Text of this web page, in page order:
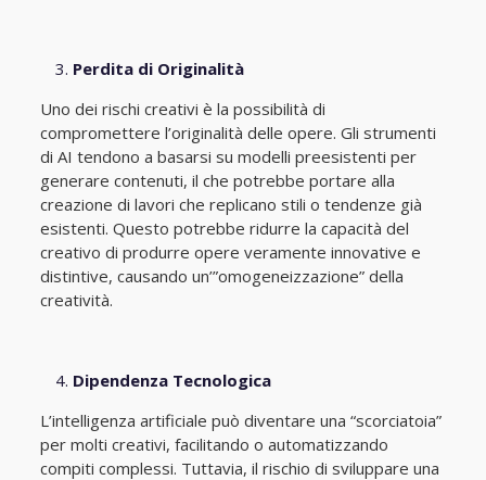
Perdita di Originalità
Uno dei rischi creativi è la possibilità di
compromettere l’originalità delle opere. Gli strumenti
di AI tendono a basarsi su modelli preesistenti per
generare contenuti, il che potrebbe portare alla
creazione di lavori che replicano stili o tendenze già
esistenti. Questo potrebbe ridurre la capacità del
creativo di produrre opere veramente innovative e
distintive, causando un’”omogeneizzazione” della
creatività.
Dipendenza Tecnologica
L’intelligenza artificiale può diventare una “scorciatoia”
per molti creativi, facilitando o automatizzando
compiti complessi. Tuttavia, il rischio di sviluppare una